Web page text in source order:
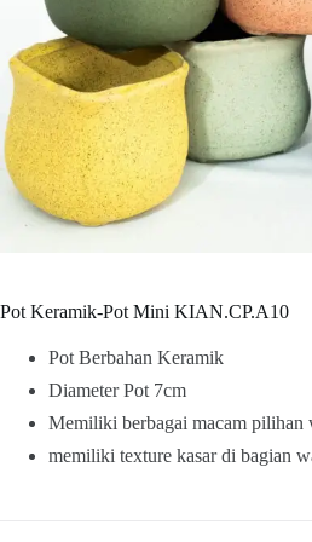
Pot Keramik-Pot Mini KIAN.CP.A10
Pot Berbahan Keramik
Diameter Pot 7cm
Memiliki berbagai macam pilihan
memiliki texture kasar di bagian